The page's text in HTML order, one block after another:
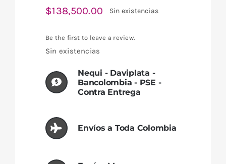
$138,500.00 Sin existencias
Be the first to leave a review.
Sin existencias
Nequi - Daviplata -
Bancolombia - PSE -
Contra Entrega
Envíos a Toda Colombia